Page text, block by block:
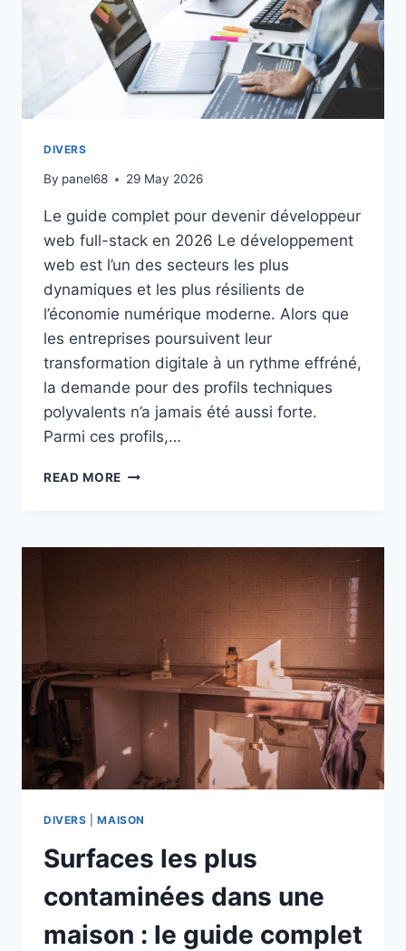
DIVERS
By panel68 29 May 2026
Le guide complet pour devenir développeur
web full-stack en 2026 Le développement
web est l’un des secteurs les plus
dynamiques et les plus résilients de
l’économie numérique moderne. Alors que
les entreprises poursuivent leur
transformation digitale à un rythme effréné,
la demande pour des profils techniques
polyvalents n’a jamais été aussi forte.
Parmi ces profils,…
READ MORE
DIVERS |MAISON
Surfaces les plus
contaminées dans une
maison : le guide complet